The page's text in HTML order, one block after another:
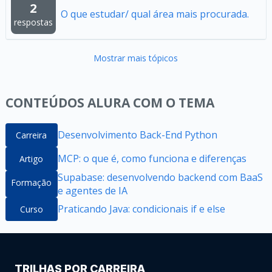
2
respostas
O que estudar/ qual área mais procurada.
Mostrar mais tópicos
CONTEÚDOS ALURA COM O TEMA
Carreira Desenvolvimento Back-End Python
Artigo MCP: o que é, como funciona e diferenças
Formação Supabase: desenvolvendo backend com BaaS
e agentes de IA
Curso Praticando Java: condicionais if e else
TRILHAS POR CARREIRA